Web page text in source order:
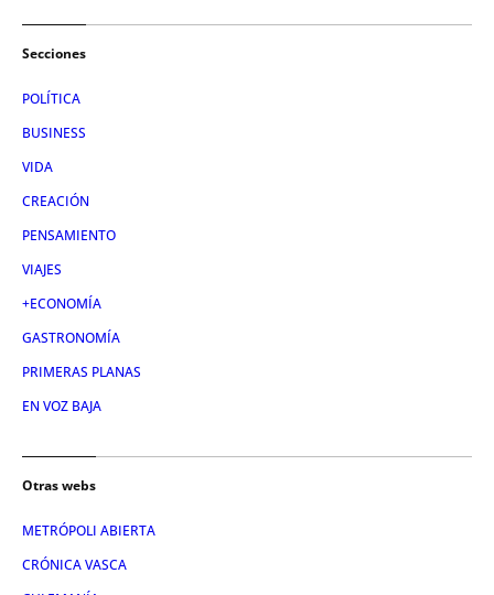
Secciones
POLÍTICA
BUSINESS
VIDA
CREACIÓN
PENSAMIENTO
VIAJES
+ECONOMÍA
GASTRONOMÍA
PRIMERAS PLANAS
EN VOZ BAJA
Otras webs
METRÓPOLI ABIERTA
CRÓNICA VASCA